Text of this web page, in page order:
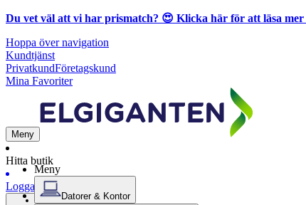
Du vet väl att vi har prismatch? 😍 Klicka här för att läsa mer
Hoppa över navigation
Kundtjänst
PrivatkundFöretagskund
Mina Favoriter
Meny
Hitta butik
Logga in
Meny
Datorer & Kontor